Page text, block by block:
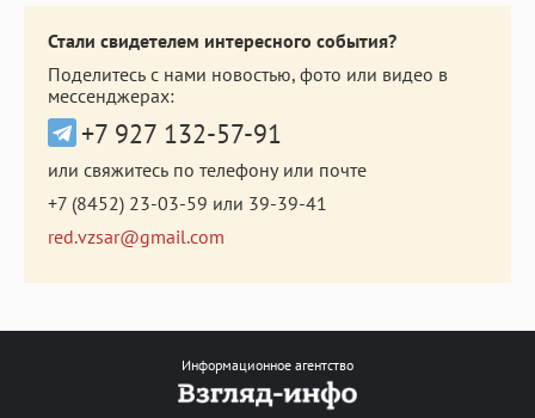
Стали свидетелем интересного события?
Поделитесь с нами новостью, фото или видео в
мессенджерах:
+7 927 132-57-91
или свяжитесь по телефону или почте
+7 (8452) 23-03-59 или 39-39-41
red.vzsar@gmail.com
Информационное агентство